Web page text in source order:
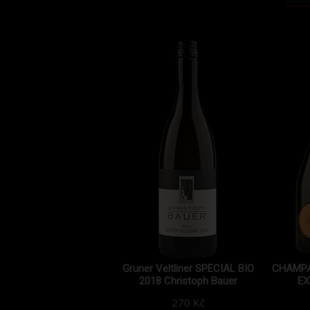
Gruner Veltliner SPECIAL BIO
2018 Christoph Bauer
270 Kč